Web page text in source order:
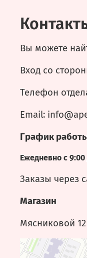
Вы можете
Вход со
Телефон
Email:
График
Ежедневно с 9:00
Заказы через
Магазин
Мясниковой 12